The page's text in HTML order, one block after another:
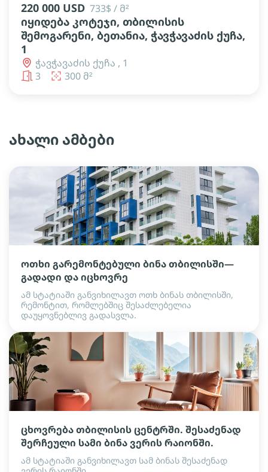
220 000 USD 733$ / მ²
იყიდება კოტეჯი, თბილისის
შემოგარენი, ბეთანია, ჭავჭავაძის ქუჩა,
1
ჭავჭავაძის ქუჩა , 1
3
300 მ²
ახალი ამბები
ოთხი გარემონტებული ბინა თბილისში—
გადადი და იცხოვრე
ამ სტატიაში განვიხილავთ ოთხ ბინას თბილისში,
რემონტით, რომლებშიც შესაძლებელია
დაუყოვნებლივ გადასვლა.
ცხოვრება თბილისის ცენტრში. შესაძენად
შერჩეული სამი ბინა ვერის რაიონში.
ამ სტატიაში განვიხილავთ სამ ბინას შესაძენად